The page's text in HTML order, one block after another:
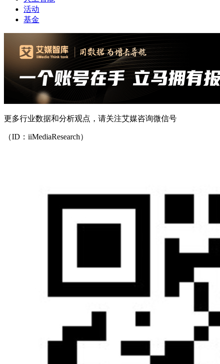
活动
基金
更多行业数据和分析观点，请关注艾媒咨询微信号
（ID：iiMediaResearch）